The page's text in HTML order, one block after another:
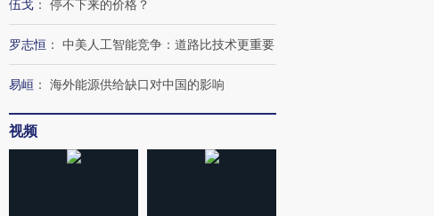
伍戈 ： 停不下来的价格？
罗志恒 ： 中美人工智能竞争：道路比技术更重要
易峘 ： 海外能源供给缺口对中国的影响
视频